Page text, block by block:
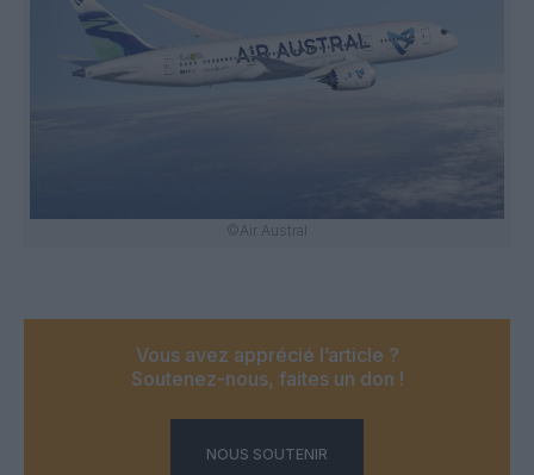
©Air Austral
Vous avez apprécié l’article ?
Soutenez-nous, faites un don !
NOUS SOUTENIR